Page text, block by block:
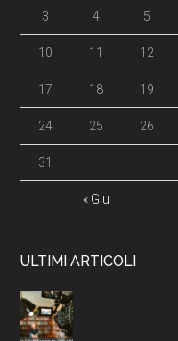
« Giu
3 4 5
10 11 12
17 18 19
24 25 26
31
ULTIMI ARTICOLI